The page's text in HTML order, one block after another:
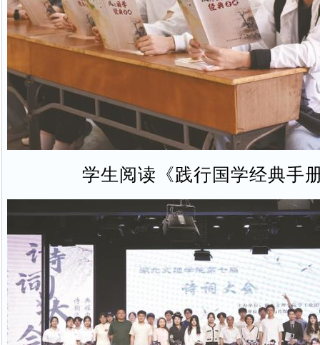
学生阅读《践行国学经典手